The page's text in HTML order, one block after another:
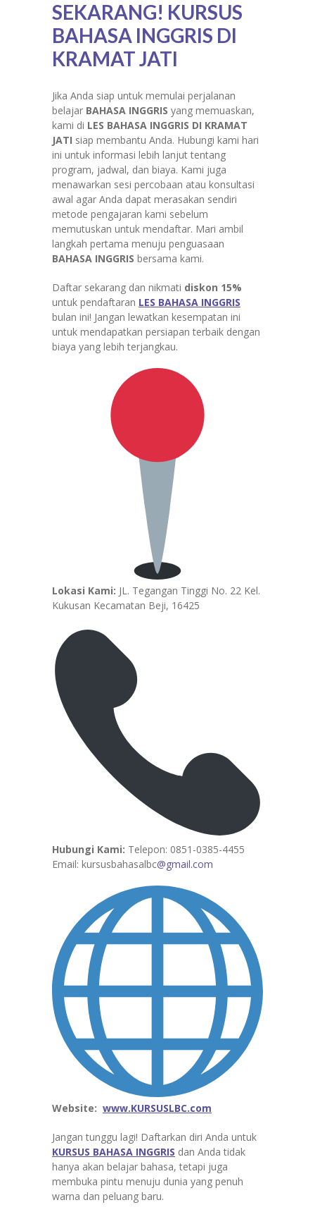
SEKARANG! KURSUS
BAHASA INGGRIS DI
KRAMAT JATI
Jika Anda siap untuk memulai perjalanan
belajar BAHASA INGGRIS yang memuaskan,
kami di LES BAHASA INGGRIS DI KRAMAT
JATI siap membantu Anda. Hubungi kami hari
ini untuk informasi lebih lanjut tentang
program, jadwal, dan biaya. Kami juga
menawarkan sesi percobaan atau konsultasi
awal agar Anda dapat merasakan sendiri
metode pengajaran kami sebelum
memutuskan untuk mendaftar. Mari ambil
langkah pertama menuju penguasaan
BAHASA INGGRIS bersama kami.
Daftar sekarang dan nikmati diskon 15%
untuk pendaftaran LES BAHASA INGGRIS
bulan ini! Jangan lewatkan kesempatan ini
untuk mendapatkan persiapan terbaik dengan
biaya yang lebih terjangkau.
Lokasi Kami: JL. Tegangan Tinggi No. 22 Kel.
Kukusan Kecamatan Beji, 16425
Hubungi Kami: Telepon: 0851-0385-4455
Email: kursusbahasalbc@gmail.com
Website: www.KURSUSLBC.com
Jangan tunggu lagi! Daftarkan diri Anda untuk
KURSUS BAHASA INGGRIS dan Anda tidak
hanya akan belajar bahasa, tetapi juga
membuka pintu menuju dunia yang penuh
warna dan peluang baru.